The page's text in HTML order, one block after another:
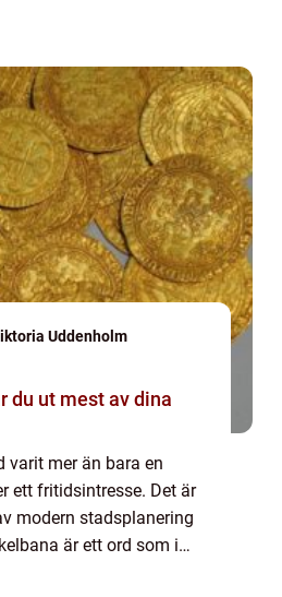
Uddenholm
varit mer än bara en
ett fritidsintresse. Det är
modern stadsplanering
är ett ord som i